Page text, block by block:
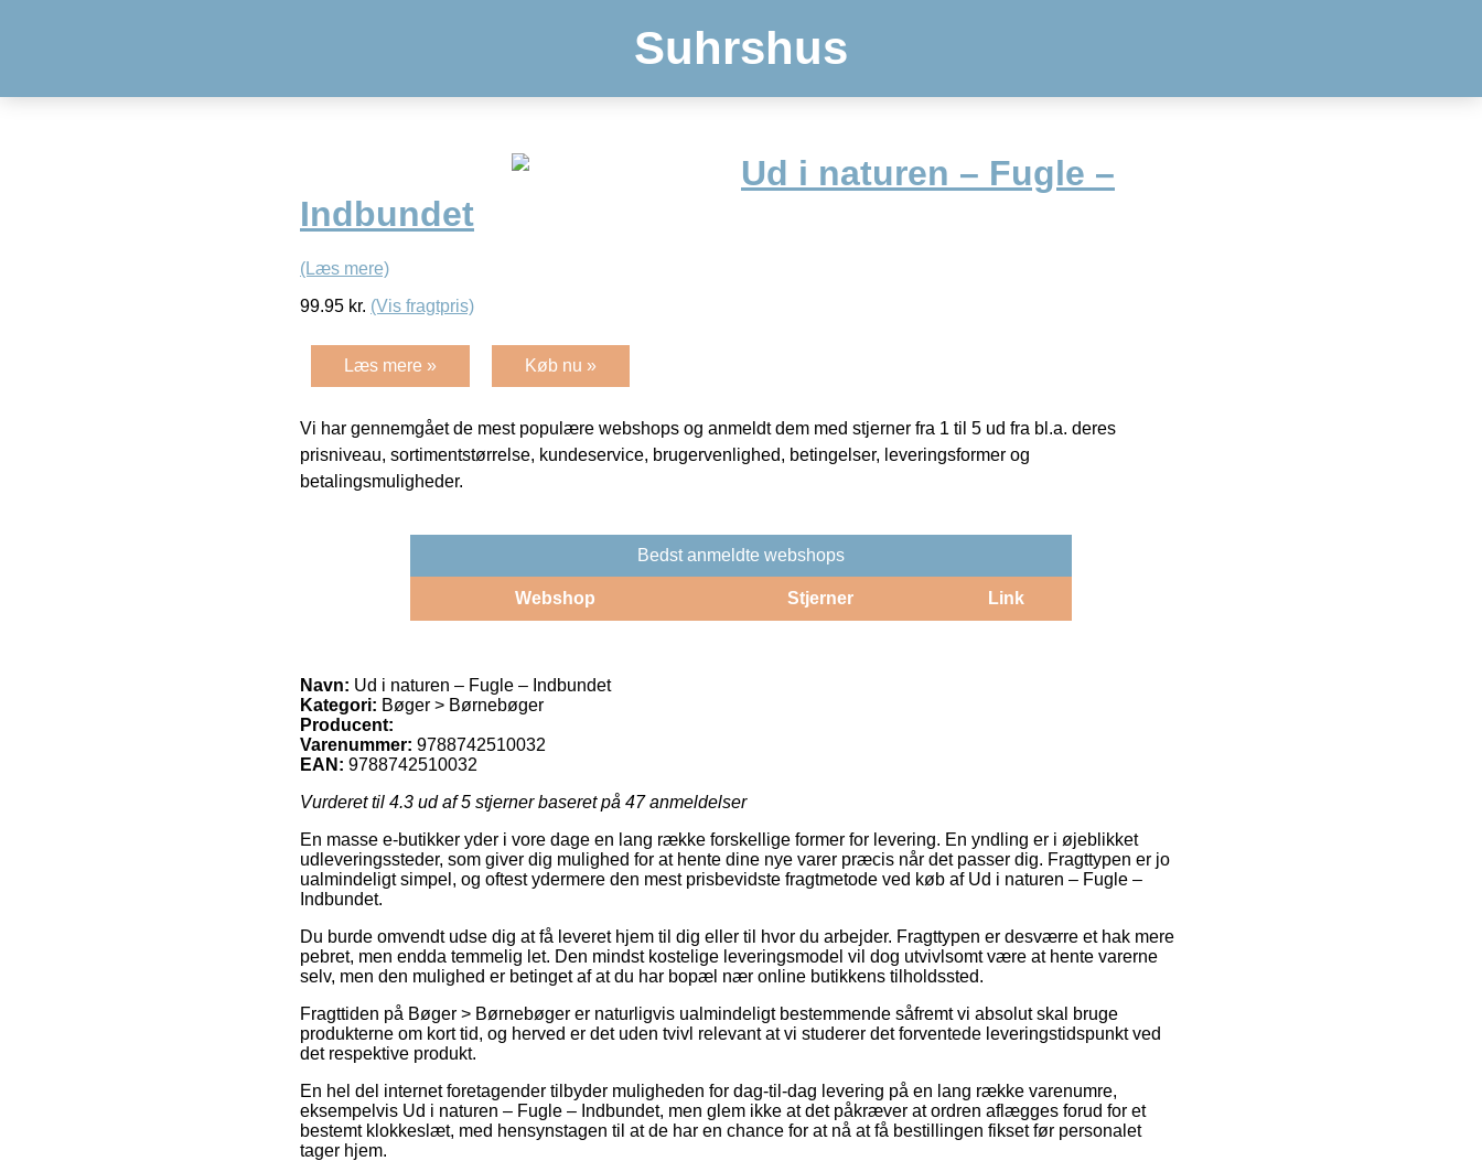
Suhrshus
Ud i naturen – Fugle –
Indbundet
(Læs mere)
99.95 kr. (Vis fragtpris)
Læs mere » Køb nu »
Vi har gennemgået de mest populære webshops og anmeldt dem med stjerner fra 1 til 5 ud fra bl.a. deres
prisniveau, sortimentstørrelse, kundeservice, brugervenlighed, betingelser, leveringsformer og
betalingsmuligheder.
Bedst anmeldte webshops
Webshop Stjerner Link
Navn: Ud i naturen – Fugle – Indbundet
Kategori: Bøger > Børnebøger
Producent:
Varenummer: 9788742510032
EAN: 9788742510032
Vurderet til 4.3 ud af 5 stjerner baseret på 47anmeldelser
En masse e-butikker yder i vore dage en lang række forskellige former for levering. En yndling er i øjeblikket
udleveringssteder, som giver dig mulighed for at hente dine nye varer præcis når det passer dig. Fragttypen er jo
ualmindeligt simpel, og oftest ydermere den mest prisbevidste fragtmetode ved køb af Ud i naturen – Fugle –
Indbundet.
Du burde omvendt udse dig at få leveret hjem til dig eller til hvor du arbejder. Fragttypen er desværre et hak mere
pebret, men endda temmelig let. Den mindst kostelige leveringsmodel vil dog utvivlsomt være at hente varerne
selv, men den mulighed er betinget af at du har bopæl nær online butikkens tilholdssted.
Fragttiden på Bøger > Børnebøger er naturligvis ualmindeligt bestemmende såfremt vi absolut skal bruge
produkterne om kort tid, og herved er det uden tvivl relevant at vi studerer det forventede leveringstidspunkt ved
det respektive produkt.
En hel del internet foretagender tilbyder muligheden for dag-til-dag levering på en lang række varenumre,
eksempelvis Ud i naturen – Fugle – Indbundet, men glem ikke at det påkræver at ordren aflægges forud for et
bestemt klokkeslæt, med hensynstagen til at de har en chance for at nå at få bestillingen fikset før personalet
tager hjem.